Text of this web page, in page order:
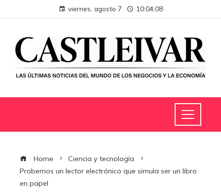
viernes, agosto 7 10:04:08
Home
Ciencia y tecnología
Probemos un lector electrónico que simula ser un libro
en papel